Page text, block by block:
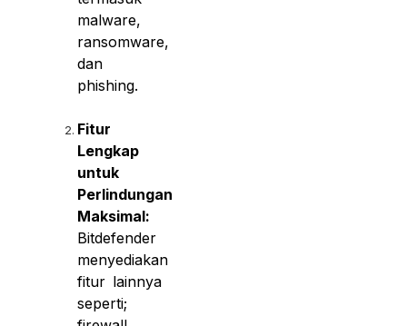
malware,
ransomware,
dan
phishing.
Fitur
Lengkap
untuk
Perlindungan
Maksimal:
Bitdefender
menyediakan
fitur lainnya
seperti;